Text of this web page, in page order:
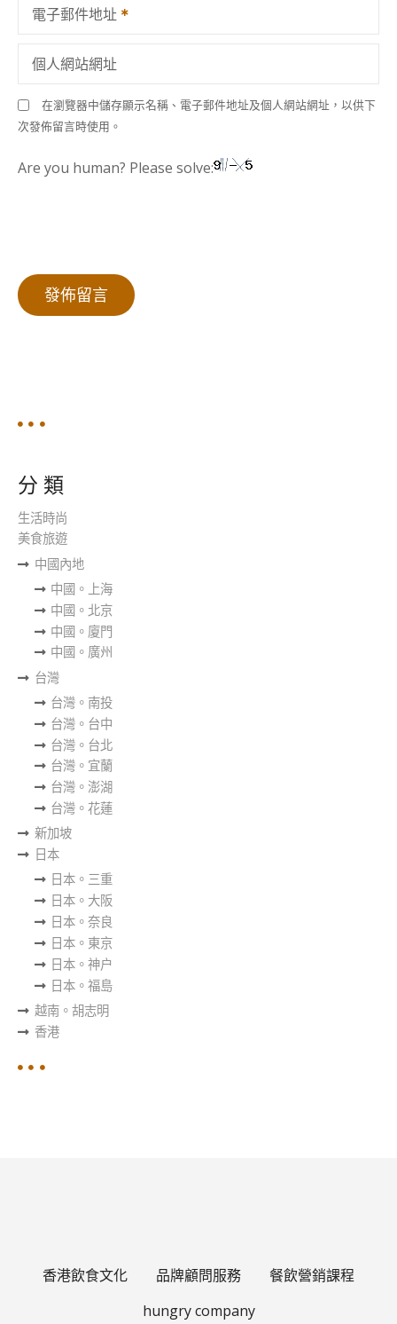
電子郵件地址
個人網站網址
在瀏覽器中儲存顯示名稱、電子郵件地址及個人網站網址，以供下
次發佈留言時使用。
Are you human? Please solve:
分 類
生活時尚
美食旅遊
中國內地
中國。上海
中國。北京
中國。廈門
中國。廣州
台灣
台灣。南投
台灣。台中
台灣。台北
台灣。宜蘭
台灣。澎湖
台灣。花蓮
新加坡
日本
日本。三重
日本。大阪
日本。奈良
日本。東京
日本。神户
日本。福島
越南。胡志明
香港
香港飲食文化 品牌顧問服務
餐飲營銷課程
hungry company